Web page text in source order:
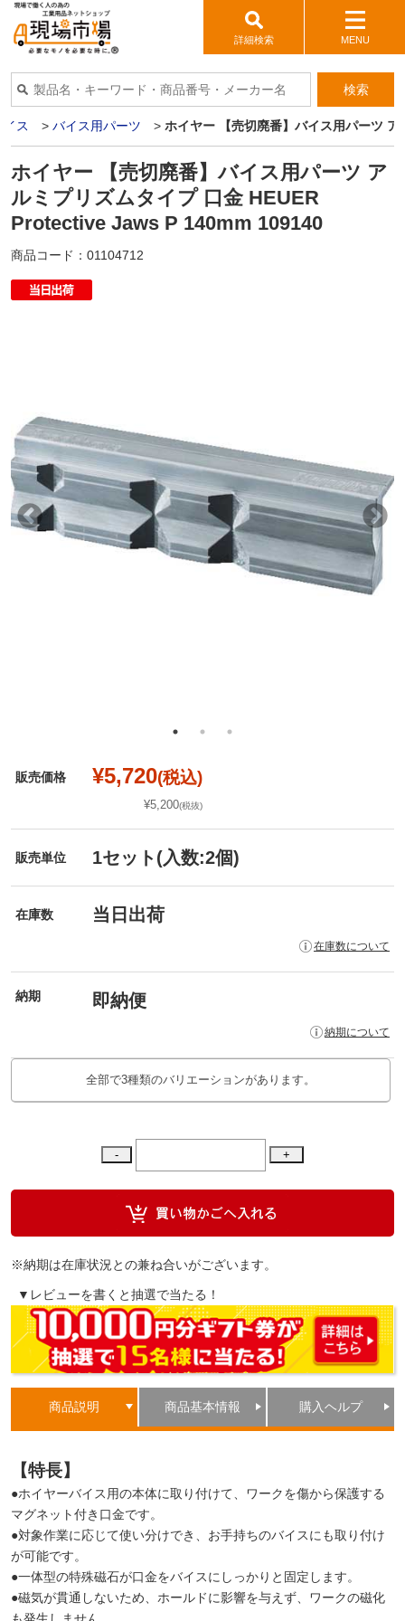
詳細検索 MENU
検索
ス > バイス用パーツ > ホイヤー 【売切廃番】バイス用パーツ
ホイヤー 【売切廃番】バイス用パーツ ア
ルミプリズムタイプ 口金 HEUER
Protective Jaws P 140mm 109140
商品コード： 01104712
販売価格 ¥5,720(税込)
¥5,200(税抜)
販売単位 1セット(入数:2個)
在庫数 当日出荷
在庫数について
納期 即納便
納期について
全部で3種類のバリエーションがあります。
※納期は在庫状況との兼ね合いがございます。
▼レビューを書くと抽選で当たる！
商品説明 商品基本情報 購入ヘルプ
【特長】
●ホイヤーバイス用の本体に取り付けて、ワークを傷から保護する
マグネット付き口金です。
●対象作業に応じて使い分けでき、お手持ちのバイスにも取り付け
が可能です。
●一体型の特殊磁石が口金をバイスにしっかりと固定します。
●磁気が貫通しないため、ホールドに影響を与えず、ワークの磁化
も発生しません。